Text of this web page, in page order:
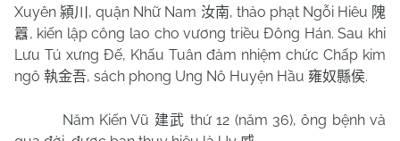
Xuyên潁川 , quận Nhữ Nam 汝南, thảo phạt Ngỗi Hiêu 隗
囂, kiến lập công lao cho vương triều Đông Hán. Sau khi
Lưu Tú xưng Đế, Khấu Tuân đảm nhiệm chức Chấp kim
ngô 執金吾, sách phong Ung Nô Huyện Hầu 雍奴縣侯.
Năm Kiến Vũ 建武 thứ 12 (năm 36), ông bệnh và